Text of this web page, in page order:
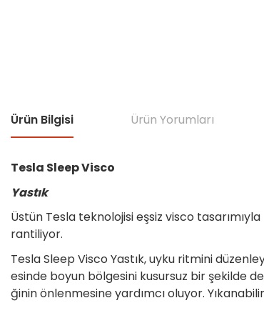
Ürün Bilgisi Ürün Yorumları
Tesla Sleep Visco
Yastık
Üstün Tesla teknolojisi eşsiz visco
rantiliyor.
Tesla Sleep Visco Yastık, uyku ritmini
esinde boyun bölgesini kusursuz bir şekilde
ğinin önlenmesine yardımcı oluyor.